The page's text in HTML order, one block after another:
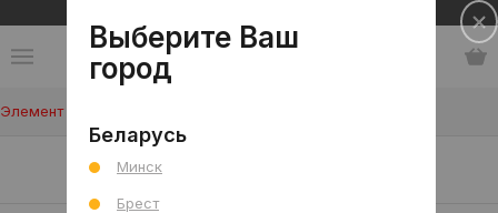
Элемент не найден!
Наши клиенты/проекты
Выберите Ваш
город
Беларусь
Минск
Брест